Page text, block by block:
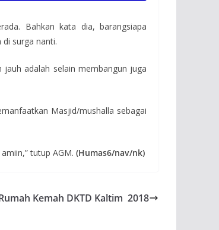
Bahkan kata dia, barangsiapa
surga nanti.
adalah selain membangun juga
Masjid/mushalla sebagai
tutup AGM. (Humas6/nav/nk)
Kemah DKTD Kaltim 2018